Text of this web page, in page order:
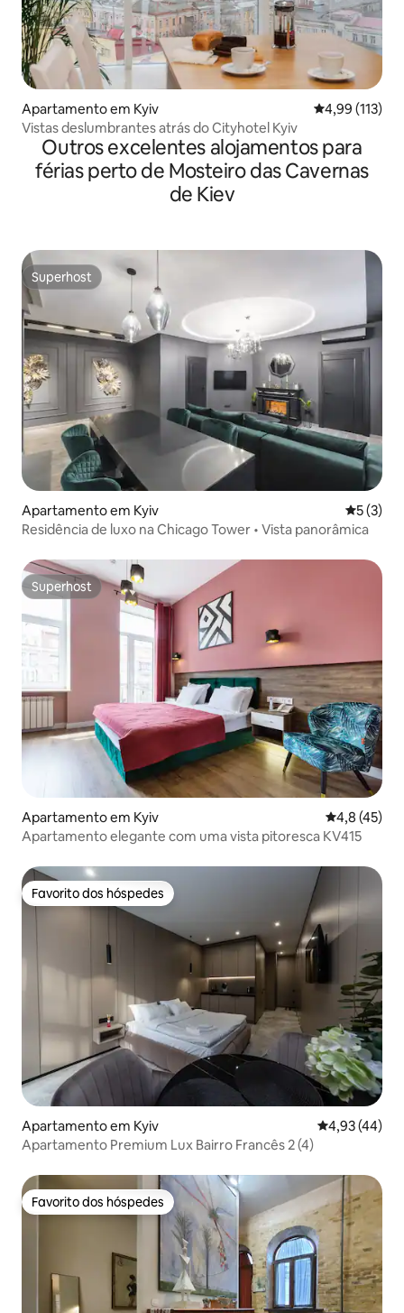
Apartamento em Kyiv Classificação
4,99 (113)
Vistas deslumbrantes atrás do Cityhotel Kyiv
Outros excelentes alojamentos para
férias perto de Mosteiro das Cavernas
de Kiev
Superhost
Superhost
Apartamento em Kyiv
5 (3)
Residência de luxo na Chicago Tower • Vista panorâmica
Superhost
Superhost
Apartamento em Kyiv
4,8 (45)
Apartamento elegante com uma vista pitoresca KV415
Favorito dos hóspedes
Favorito dos hóspedes
Apartamento em Kyiv Classificação
4,93 (44)
Apartamento Premium Lux Bairro Francês 2 (4)
Favorito dos hóspedes
Favorito dos hóspedes